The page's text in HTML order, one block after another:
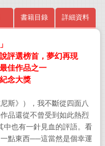
書籍目錄 詳細資料
評選榜首，夢幻再現
佳作品之一
念大獎
斯》），我不斷從四面八
品還從不曾受到如此熱烈
也有一針見血的評語。看
點東西──這當然是個幸運